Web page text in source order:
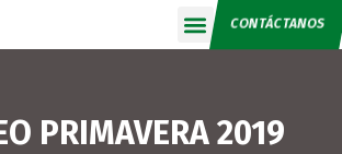
CONTÁCTANOS
PRIMAVERA 2019